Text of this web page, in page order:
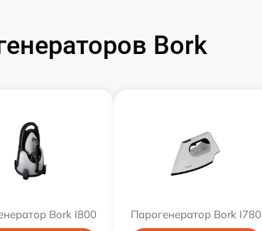
Bork
Bork I800 Парогенератор Bork I780